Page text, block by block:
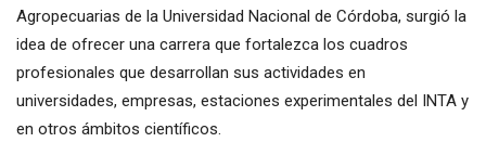
Agropecuarias de la Universidad Nacional de Córdoba, surgió la
idea de ofrecer una carrera que fortalezca los cuadros
profesionales que desarrollan sus actividades en
universidades, empresas, estaciones experimentales del INTA y
en otros ámbitos científicos.